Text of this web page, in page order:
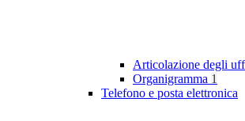
Articolazione degli
Organigramma 1
Telefono e posta elettronica